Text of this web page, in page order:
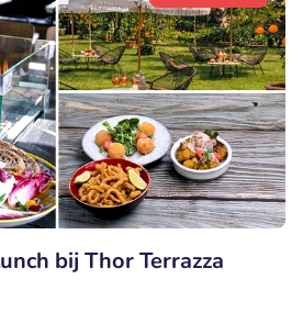
bij Thor Terrazza